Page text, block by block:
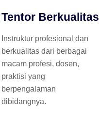
Tentor Berkualitas
Instruktur profesional dan
berkualitas dari berbagai
macam profesi, dosen,
praktisi yang
berpengalaman
dibidangnya.